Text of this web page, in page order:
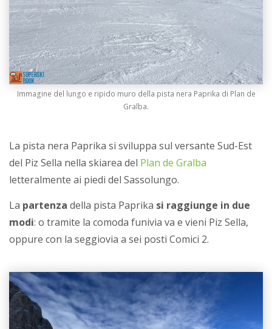
Immagine del lungo e ripido muro della pista nera Paprika di Plan de
Gralba.
La pista nera Paprika si sviluppa sul versante Sud-Est
del Piz Sella nella skiarea del Plan de Gralba
letteralmente ai piedi del Sassolungo.
La partenza della pista Paprika si raggiunge in due
modi: o tramite la comoda funivia va e vieni Piz Sella,
oppure con la seggiovia a sei posti Comici 2.